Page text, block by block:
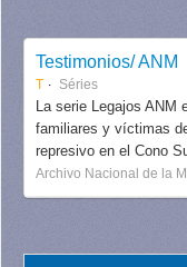
Testimonios/ ANM
T Séries
La serie Legajos ANM
familiares y víctimas
represivo en el Cono
Archivo Nacional de la